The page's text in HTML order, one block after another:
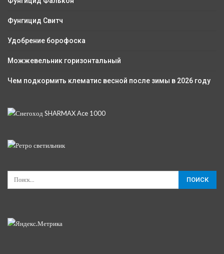
Фунгицид Свитч
Удобрение борофоска
Можжевельник горизонтальный
Чем подкормить клематис весной после зимы в 2026 году